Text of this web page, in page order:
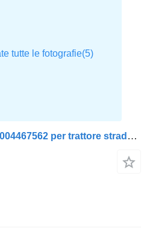
Autoradio Casetofon A0004467562 per trattore stradale Mercedes-Benz ACTROS MP4